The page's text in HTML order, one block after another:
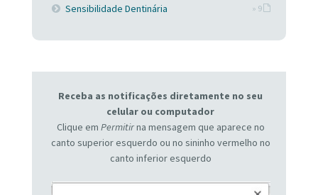
Sensibilidade Dentinária » 9
Receba as notificações diretamente no seu
celular ou computador
Clique em Permitirna mensagem que aparece no
canto superior esquerdo ou no sininho vermelho no
canto inferior esquerdo